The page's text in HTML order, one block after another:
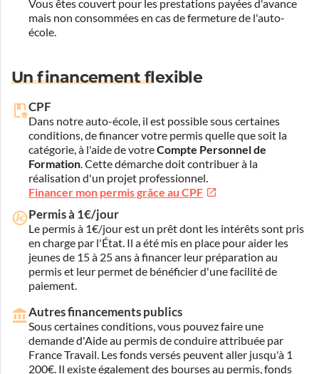
Vous êtes couvert pour les prestations payées d'avance
mais non consommées en cas de fermeture de l'auto-
école.
Un financement flexible
CPF
Dans notre auto-école, il est possible sous certaines
conditions, de financer votre permis quelle que soit la
catégorie, à l'aide de votreCompte Personnel de
Formation. Cette démarche doit contribuer à la
réalisation d'un projet professionnel.
Financer mon permis grâce au CPF
Permis à 1€/jour
Le permis à 1€/jour est un prêt dont les intérêts sont pris
en charge par l'État. Il a été mis en place pour aider les
jeunes de 15 à 25 ans à financer leur préparation au
permis et leur permet de bénéficier d'une facilité de
paiement.
Autres financements publics
Sous certaines conditions, vous pouvez faire une
demande d'Aide au permis de conduire attribuée par
France Travail. Les fonds versés peuvent aller jusqu'à 1
200€. Il existe également des bourses au permis, fonds